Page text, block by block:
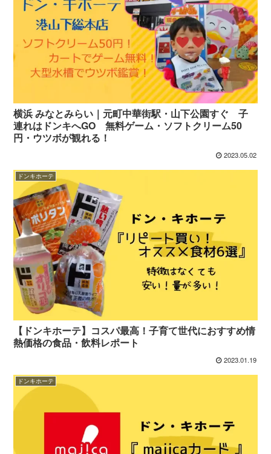
横浜 みなとみらい｜元町中華街駅・山下公園すぐ 子
連れはドンキへGO 無料ゲーム・ソフトクリーム50
円・ウツボが観れる！
2023.05.02
ドンキホーテ
【ドンキホーテ】コスパ最高！子育て世代におすすめ情
熱価格の食品・飲料レポート
2023.01.19
ドンキホーテ